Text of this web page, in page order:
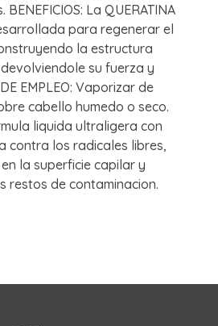
La QUERATINA
para regenerar el
la estructura
su fuerza y
EMPLEO: Vaporizar de
cabello humedo o seco.
liquida ultraligera con
contra los radicales libres,
la superficie capilar y
restos de contaminacion.